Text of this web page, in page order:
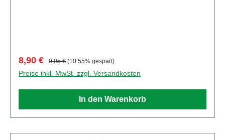
Verkaufspreis:
8,90 € Regulärer Preis:
9,95 € (10.55% gespart)
Preise inkl. MwSt. zzgl. Versandkosten
In den Warenkorb